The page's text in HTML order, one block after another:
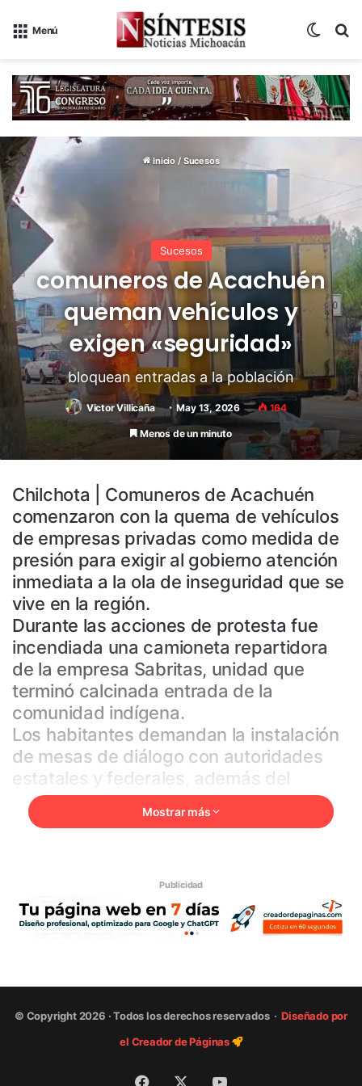
Menú
Inicio / Sucesos
Sucesos
comuneros de Acachuén
queman vehículos y
exigen «seguridad»
bloquean entradas a la población
Victor Villicaña May 13, 2026 164
Menos de un minuto
Chilchota | Comuneros de Acachuén
comenzaron con la quema de vehículos
de empresas privadas como medida de
presión para exigir al gobierno atención
inmediata a la ola de inseguridad que se
vive en la región.
Durante las acciones de protesta fue
incendiada una camioneta repartidora
de la empresa Sabritas, unidad que
terminó calcinada entrada de la
comunidad indígena.
Los habitantes demandan la instalación
de mesas de diálogo con autoridades
estatales y federales, además del
esclarecimiento del asesinato de dos
comuneros ocurrido en días pasados,
Reproductor
de
Mostrar más
Publicidad
© Copyright 2026 · Todos los derechos reservados ·Diseñado por
el Creador de Páginas
Facebook YouTube